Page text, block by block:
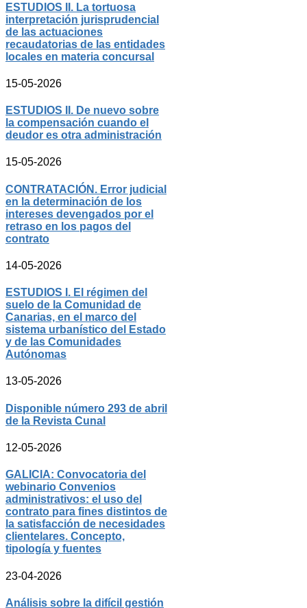
ESTUDIOS II. La tortuosa
interpretación jurisprudencial
de las actuaciones
recaudatorias de las entidades
locales en materia concursal
15-05-2026
ESTUDIOS II. De nuevo sobre
la compensación cuando el
deudor es otra administración
15-05-2026
CONTRATACIÓN. Error judicial
en la determinación de los
intereses devengados por el
retraso en los pagos del
contrato
14-05-2026
ESTUDIOS I. El régimen del
suelo de la Comunidad de
Canarias, en el marco del
sistema urbanístico del Estado
y de las Comunidades
Autónomas
13-05-2026
Disponible número 293 de abril
de la Revista Cunal
12-05-2026
GALICIA: Convocatoria del
webinario Convenios
administrativos: el uso del
contrato para fines distintos de
la satisfacción de necesidades
clientelares. Concepto,
tipología y fuentes
23-04-2026
Análisis sobre la difícil gestión